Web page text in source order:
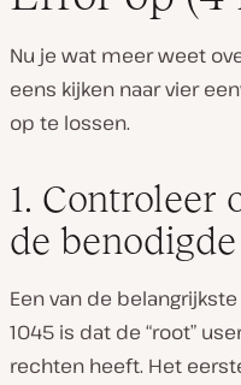
Nu je wat meer weet
eens kijken naar vier
op te lossen.
1. Controleer
de
Een van de belangrijkste
1045 is dat de “root”
rechten heeft. Het